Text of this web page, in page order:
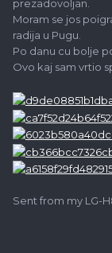
prezadovoljan.
Moram se jos
radija u Pugu.
Po danu cu bolje
Ovo kaj sam vrtio
Sent from my LG-